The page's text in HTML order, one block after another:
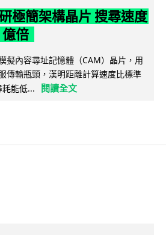
極簡架構晶片 搜尋速度
倍
擬內容尋址記憶體（CAM）晶片，用
傳輸瓶頸，漢明距離計算速度比標準
能低...
閱讀全文